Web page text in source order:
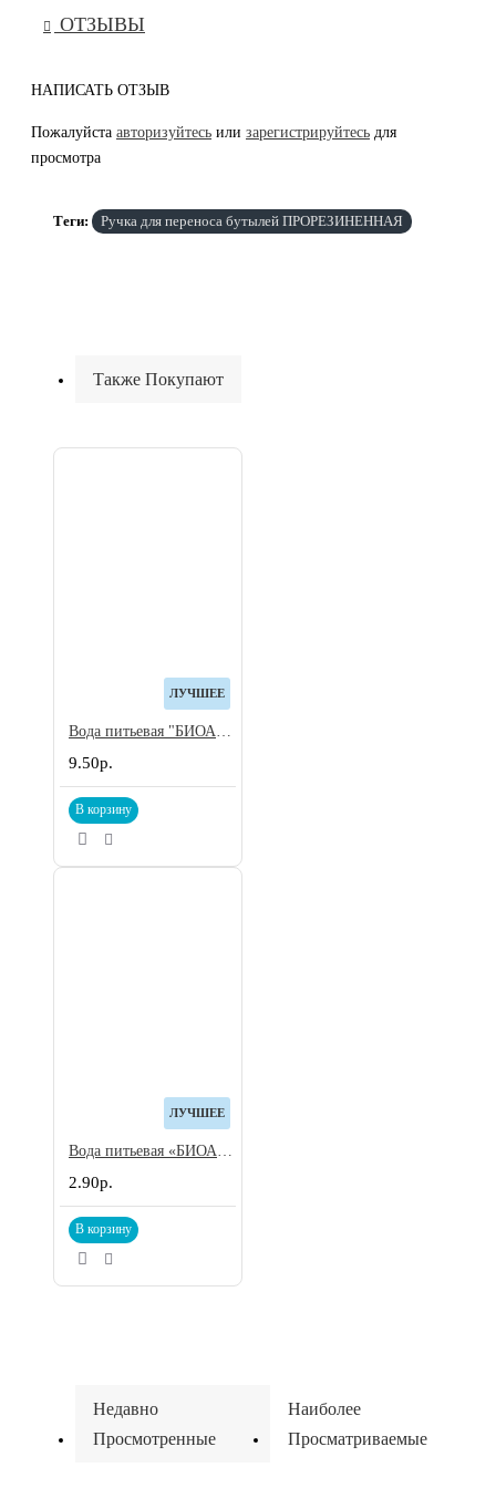
ОТЗЫВЫ
НАПИСАТЬ ОТЗЫВ
Пожалуйста авторизуйтесь или зарегистрируйтесь для
просмотра
Теги: Ручка для переноса бутылей ПРОРЕЗИНЕННАЯ
Также Покупают
ЛУЧШЕЕ
Вода питьевая "БИОАКВАТОРИЯ", 18,9 л. Цена за 1 литр- 50 копеек с НДС
9.50р.
В корзину
ЛУЧШЕЕ
Вода питьевая «БИОАКВАТОРИЯ Ca+Mg», 5 л. Цена за 1 литр- 58 копеек с НДС
2.90р.
В корзину
Недавно
Просмотренные
Наиболее
Просматриваемые